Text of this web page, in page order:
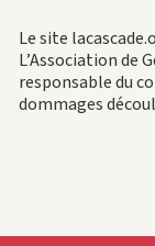
Le site
L’Association de
responsable du
dommages